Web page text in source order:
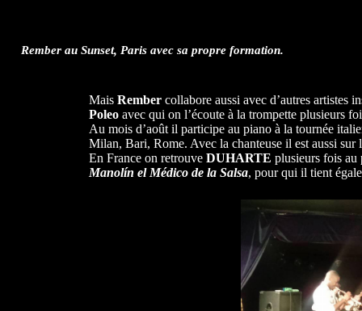
Rember au Sunset, Paris avec sa propre formation.
Mais Rember collabore aussi avec d’autres artistes
Poleo avec qui on l’écoute à la trompette plusieurs
Au mois d’août il participe au piano à la tournée
Milan, Bari, Rome. Avec la chanteuse il est aussi sur
En France on retrouve DUHARTE plusieurs fois
Manolín el Médico de la Salsa, pour qui il tient